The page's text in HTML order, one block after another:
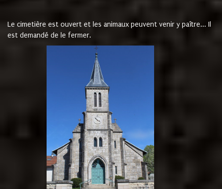
Le cimetière est ouvert et les animaux peuvent venir y paître... Il
est demandé de le fermer.